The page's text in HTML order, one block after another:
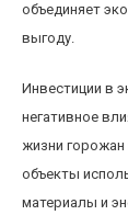
объединяет
выгоду.
Инвестиции в
негативное
жизни горожан
объекты
материалы и